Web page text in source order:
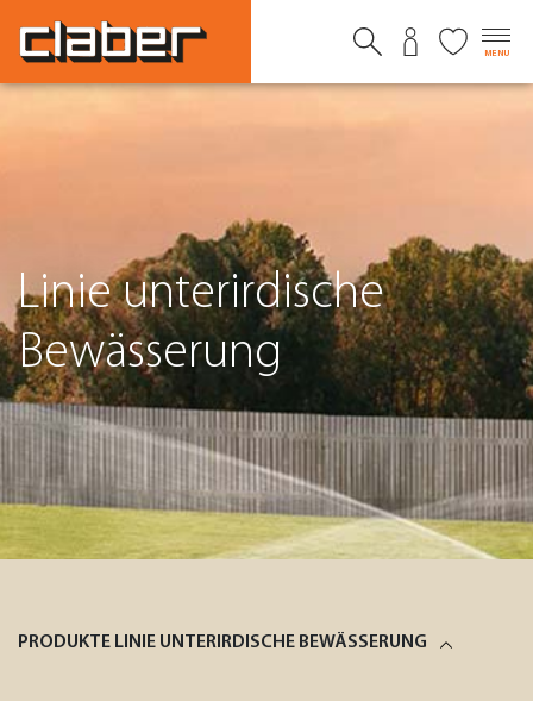
MENU
Linie unterirdische
Bewässerung
PRODUKTE LINIE UNTERIRDISCHE BEWÄSSERUNG